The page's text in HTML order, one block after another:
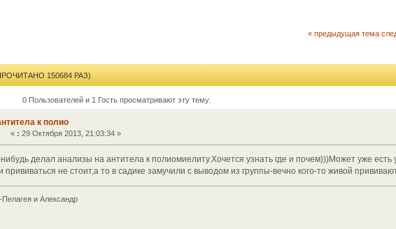
« предыдущая тема
150684 РАЗ)
0 Пользователей и 1 Гость просматривают эту тему.
к полио
« : 29 Октября 2013, 21:03:34 »
делал анализы на антитела к полиомиелиту.Хочется узнать где и почем)))Может уже есть
прививаться не стоит,а то в садике замучили с выводом из группы-вечно кого-то живой
и Александр